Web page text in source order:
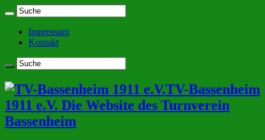
Impressum
Kontakt
TV-Bassenheim
1911 e.V. Die Website des Turnverein
Bassenheim